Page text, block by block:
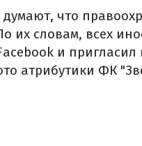
что
их словам, всех
и пригласил
атрибутики ФК